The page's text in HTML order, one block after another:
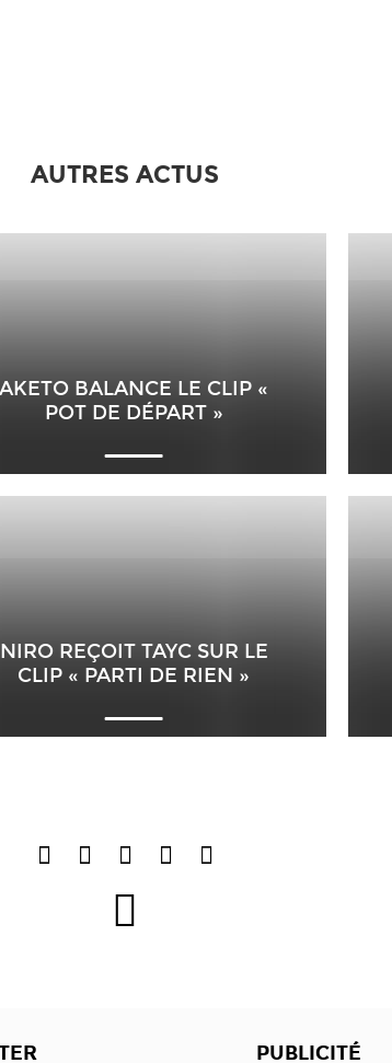
AUTRES ACTUS
AKETO BALANCE LE CLIP «
POT DE DÉPART »
NIRO REÇOIT TAYC SUR LE
CLIP « PARTI DE RIEN »
PUBLICITÉ